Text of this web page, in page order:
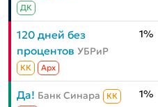
ДК
120 дней без
процентов УБРиР
КК Aрх
1%
Да! Банк Синара
КК
1%